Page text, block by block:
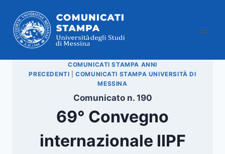
contenuto
COMUNICATI STAMPA ANNI
PRECEDENTI |COMUNICATI STAMPA UNIVERSITÀ DI
MESSINA
Comunicato n. 190
69° Convegno
internazionale IIPF